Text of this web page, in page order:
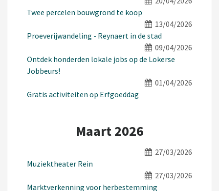
Twee percelen bouwgrond te koop
13/04/2026
Proeverijwandeling - Reynaert in de stad
09/04/2026
Ontdek honderden lokale jobs op de Lokerse
Jobbeurs!
01/04/2026
Gratis activiteiten op Erfgoeddag
Maart 2026
27/03/2026
Muziektheater Rein
27/03/2026
Marktverkenning voor herbestemming